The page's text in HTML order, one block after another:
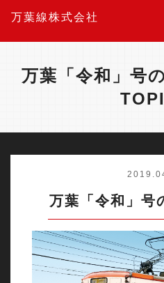
万葉線株式会社
万葉「令和」号
万葉「令和」号